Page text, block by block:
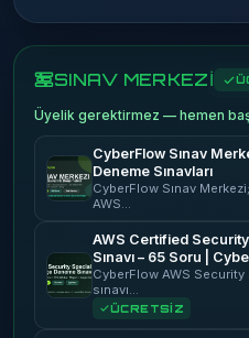
SINAV MERKEZİ
Üyelik gerektirmez — hemen
CyberFlow Sınav
Deneme Sınavları
CyberFlow Sınav
AWS…
AWS Certified
Sınavı – 65 Soru |
CyberFlow AWS
sınavı…
ÜCRETSİZ